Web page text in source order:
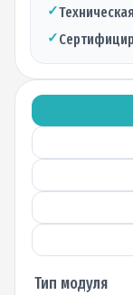
волокна,
850нм
TX),
LC
✓
✓
Тип модуля